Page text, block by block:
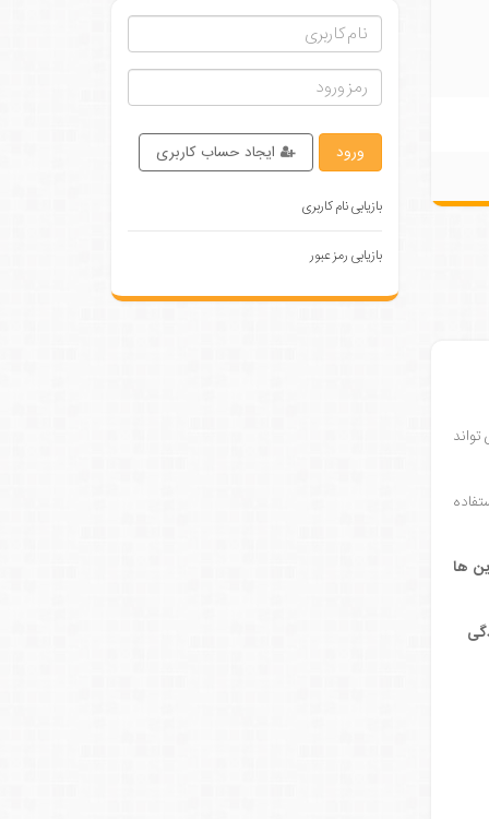
ها
ورود ایجاد حساب کاربری
بازیابی نام کاربری
بازیابی رمز عبور